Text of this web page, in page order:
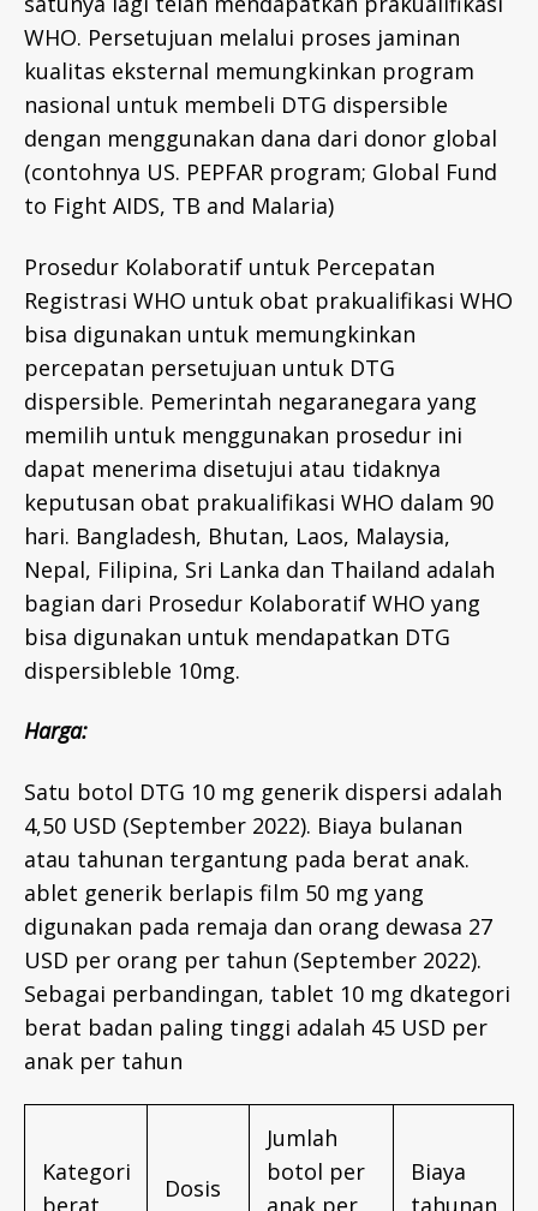
WHO. Persetujuan melalui proses jaminan
kualitas eksternal memungkinkan program
nasional untuk membeli DTG dispersible
dengan menggunakan dana dari donor global
(contohnya US. PEPFAR program; Global Fund
to Fight AIDS, TB and Malaria)
Prosedur Kolaboratif untuk Percepatan
Registrasi WHO untuk obat prakualifikasi WHO
bisa digunakan untuk memungkinkan
percepatan persetujuan untuk DTG
dispersible. Pemerintah negaranegara yang
memilih untuk menggunakan prosedur ini
dapat menerima disetujui atau tidaknya
keputusan obat prakualifikasi WHO dalam 90
hari. Bangladesh, Bhutan, Laos, Malaysia,
Nepal, Filipina, Sri Lanka dan Thailand adalah
bagian dari Prosedur Kolaboratif WHO yang
bisa digunakan untuk mendapatkan DTG
dispersibleble 10mg.
Harga:
Satu botol DTG 10 mg generik dispersi adalah
4,50 USD (September 2022). Biaya bulanan
atau tahunan tergantung pada berat anak.
ablet generik berlapis film 50 mg yang
digunakan pada remaja dan orang dewasa 27
USD per orang per tahun (September 2022).
Sebagai perbandingan, tablet 10 mg dkategori
berat badan paling tinggi adalah 45 USD per
anak per tahun
Kategori
berat
Dosis
Jumlah
botol per
anak per
Biaya
tahunan